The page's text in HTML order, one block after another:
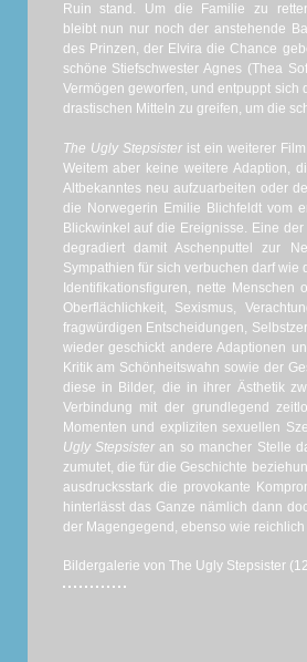
Ruin stand. Um die Familie zu
bleibt nun nur noch der anstehende Ball
des Prinzen, der Elvira die Chance
schöne Stiefschwester Agnes (Thea
Vermögen geworfen, und entpuppt
drastischen Mitteln zu greifen, um die
The Ugly Stepsisterist ein weiterer
Weitem aber keine weitere Adaption,
Altbekanntes neu aufzuarbeiten oder
die Norwegerin Emilie Blichfeldt vom
Blickwinkel auf die Ereignisse. Eine
degradiert damit Aschenputtel zur
Sympathien für sich verbuchen darf
Identifikationsfiguren, nette
Oberflächlichkeit, Sexismus,
fragwürdigen Entscheidungen,
wieder geschickt andere Adaptionen
Kritik am Schönheitswahn sowie der
diese in Bilder, die in ihrer Ästhetik
Verbindung mit der grundlegend
Momenten und expliziten sexuellen
Ugly Stepsisteran so mancher Stelle
zumutet, die für die Geschichte
ausdrucksstark die provokante
hinterlässt das Ganze nämlich dann
der Magengegend, ebenso wie reichlich
Bildergalerie von The Ugly Stepsister